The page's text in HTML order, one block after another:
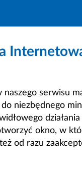
serwisu
niezbędnego
okno, w
od razu